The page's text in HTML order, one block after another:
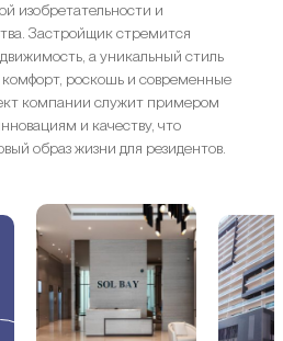
изобретательности и
Застройщик стремится
а уникальный стиль
роскошь и современные
компании служит примером
и качеству, что
образ жизни для резидентов.